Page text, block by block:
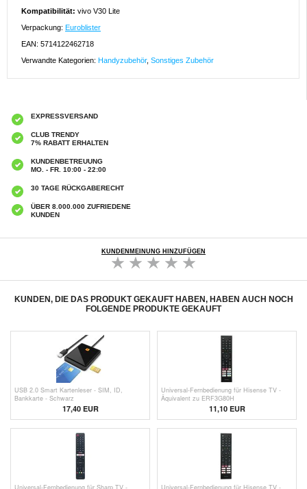
Kompatibilität: vivo V30 Lite
Verpackung: Euroblister
EAN: 5714122462718
Verwandte Kategorien: Handyzubehör, Sonstiges Zubehör
EXPRESSVERSAND
CLUB TRENDY
7% RABATT ERHALTEN
KUNDENBETREUUNG
MO. - FR. 10:00 - 22:00
30 TAGE RÜCKGABERECHT
ÜBER 8.000.000 ZUFRIEDENE
KUNDEN
KUNDENMEINUNG HINZUFÜGEN
KUNDEN, DIE DAS PRODUKT GEKAUFT HABEN, HABEN AUCH NOCH
FOLGENDE PRODUKTE GEKAUFT
USB 2.0 Smart Kartenleser - SIM, ID,
Bankkarte - Schwarz
17,40EUR
Universal-Fernbedienung für Hisense TV -
Äquivalent zu ERF3G80H
11,10 EUR